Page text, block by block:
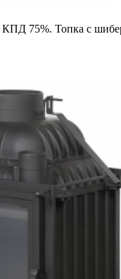
75%. Топка с